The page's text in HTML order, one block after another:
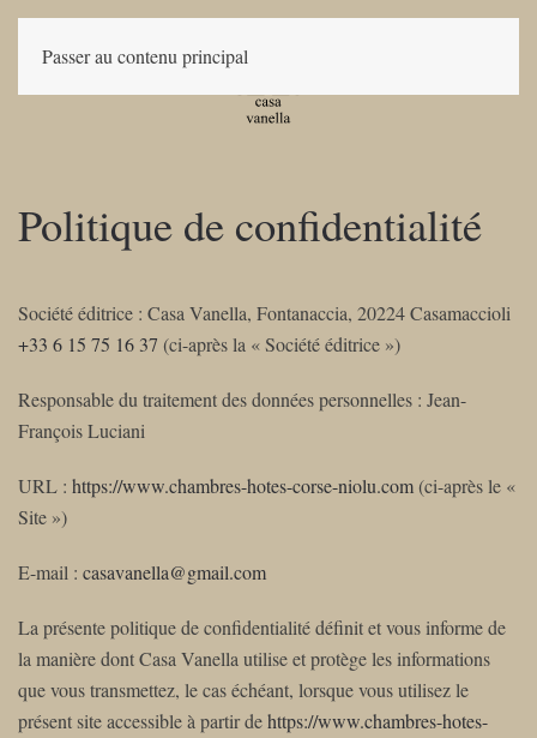
Passer au contenu principal
Politique de confidentialité
Société éditrice : Casa Vanella, Fontanaccia, 20224 Casamaccioli
+33 6 15 75 16 37 (ci-après la « Société éditrice »)
Responsable du traitement des données personnelles : Jean-
François Luciani
URL : https://www.chambres-hotes-corse-niolu.com (ci-après le «
Site »)
E-mail : casavanella@gmail.com
La présente politique de confidentialité définit et vous informe de
la manière dont Casa Vanella utilise et protège les informations
que vous transmettez, le cas échéant, lorsque vous utilisez le
présent site accessible à partir dehttps://www.chambres-hotes-